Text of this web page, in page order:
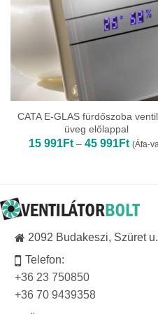
CATA E-GLAS fürdőszoba
üveg előlappal
15 991Ft – 45 991Ft
15
(Áfa-
2092 Budakeszi, Szüret
Telefon:
+36 23 750850
+36 70 9439358